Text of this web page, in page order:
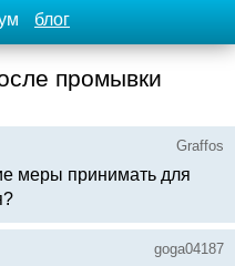
блог
промывки
Graffos
меры принимать для
goga04187